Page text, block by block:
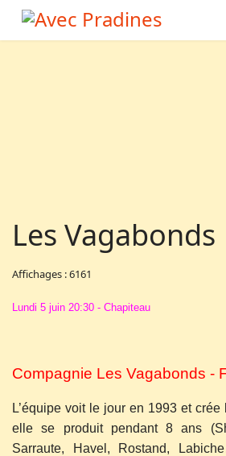
Les Vagabonds
Affichages : 6161
Lundi 5 juin 20:30 - Chapiteau
Compagnie Les Vagabonds -
L’équipe voit le jour en 1993 et
elle se produit pendant 8 ans
Sarraute, Havel, Rostand,